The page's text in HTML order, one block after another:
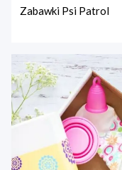
Zabawki Psi Patrol